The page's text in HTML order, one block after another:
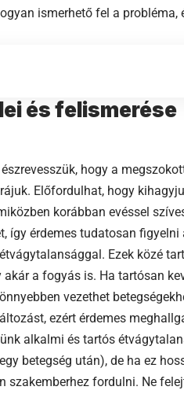
ismerhető fel a probléma,
és felismerése
hogy a
Előfordulhat, hogy
korábban evéssel
így érdemes tudatosan figyelni
Ezek közé
a fogyás is. Ha tartósan
vezethet
ezért érdemes
alkalmi és tartós
betegség után), de ha ez
szakemberhez fordulni. Ne